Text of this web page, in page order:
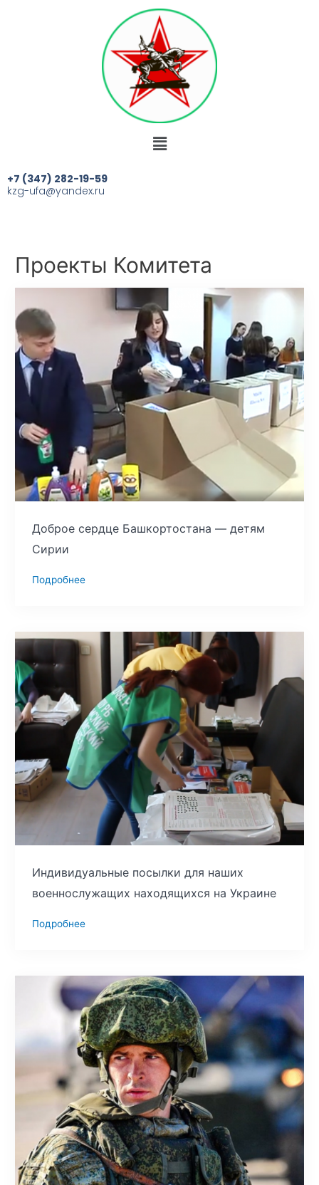
+7 (347) 282-19-59
kzg-ufa@yandex.ru
Проекты Комитета
Доброе сердце Башкортостана — детям
Сирии
Подробнее
Индивидуальные посылки для наших
военнослужащих находящихся на Украине
Подробнее